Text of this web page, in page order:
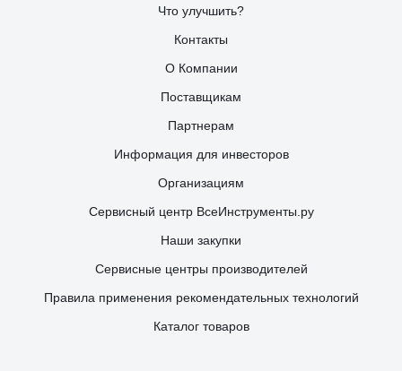
Что улучшить?
Контакты
О Компании
Поставщикам
Партнерам
Информация для инвесторов
Организациям
Сервисный центр ВсеИнструменты.ру
Наши закупки
Сервисные центры производителей
Правила применения рекомендательных технологий
Каталог товаров